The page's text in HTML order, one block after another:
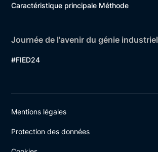
Caractéristique principale Méthode
Journée de l'avenir du génie industriel
#FIED24
Mentions légales
Protection des données